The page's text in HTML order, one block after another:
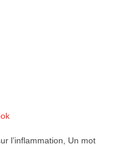
l’inflammation, Un mot